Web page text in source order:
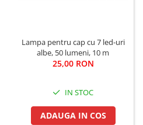
Lampa pentru cap cu 7 led-uri
albe, 50 lumeni, 10 m
25,00 RON
IN STOC
ADAUGA IN COS